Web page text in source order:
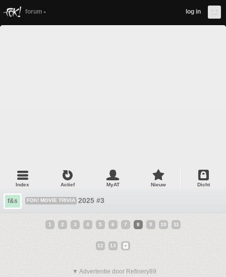
forum log in
Index Actief MyAT Nieuw Dicht
f&s FOK! MOVIE TRIVIA 2025 #3
1 2 3 4 5 6 7 8 9 10 11
12 13
▼ Advertentie door Refinery89